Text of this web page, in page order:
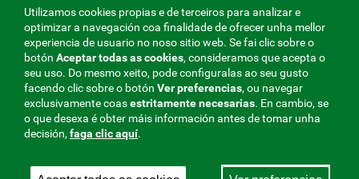
MENÚ
REDES
SOCIALES
Aviso legal|Privacidade
Utilizamos cookies propias e de terceiros para analizar e
optimizar a navegación coa finalidade de ofrecer unha mellor
experiencia de usuario no noso sitio web. Se fai clic sobre o
botón Aceptar todas as cookies, consideramos que acepta o
seu uso. Do mesmo xeito, pode configuralas ao seu gusto
facendo clic sobre o botón Ver preferencias, ou navegar
exclusivamente coasestritamentenecesarias. En cambio, se
o que desexa é obter máis información antes de tomar unha
decisión, faga clic aquí.